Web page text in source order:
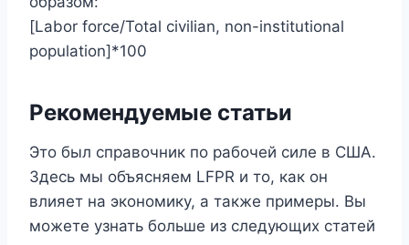
[Labor force/Total civilian, non-institutional
population]*100
Рекомендуемые статьи
Это был справочник по рабочей силе в США.
Здесь мы объясняем LFPR и то, как он
влияет на экономику, а также примеры. Вы
можете узнать больше из следующих статей